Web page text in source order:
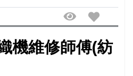
機維修師傅(紡